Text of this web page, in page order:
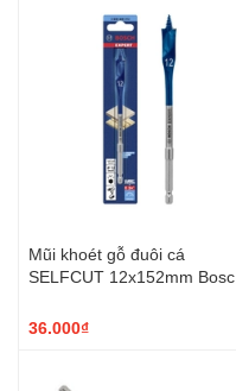
Mũi khoét gỗ đuôi cá
SELFCUT 12x152mm Bosch
36.000₫